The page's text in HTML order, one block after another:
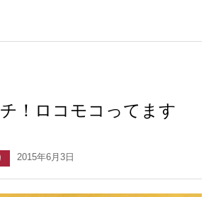
！ロコモコってます
2015年6月3日